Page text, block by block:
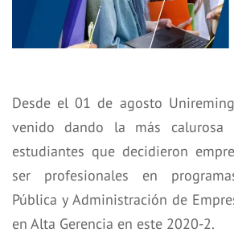
Desde el 01 de agosto
venido dando la más calurosa
estudiantes que decidieron
ser profesionales en
Pública y Administración de
en Alta Gerencia en este 2020-2.